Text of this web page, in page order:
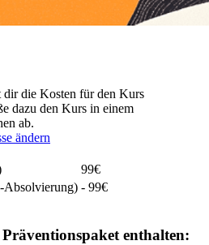
dir die Kosten für den Kurs
dazu den Kurs in einem
ab.
ändern
99€
Absolvierung) - 99€
enthalten: